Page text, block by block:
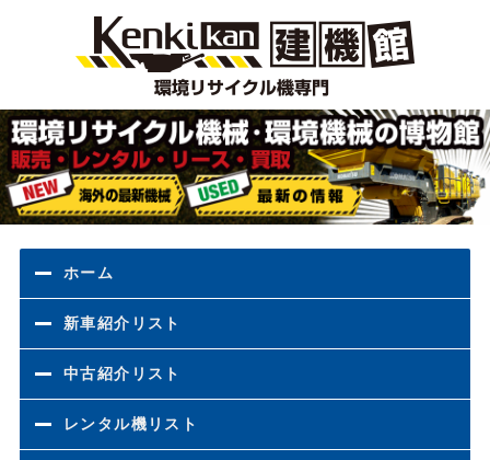
ホーム
新車紹介リスト
中古紹介リスト
レンタル機リスト